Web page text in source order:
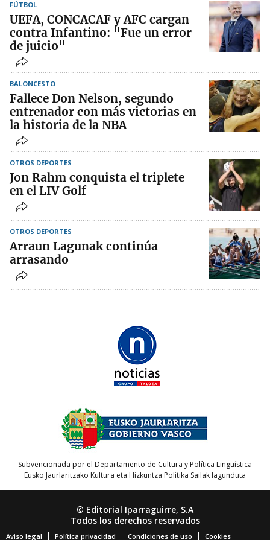
FÚTBOL
UEFA, CONCACAF y AFC cargan
contra Infantino: "Fue un error
de juicio"
BALONCESTO
Fallece Don Nelson, segundo
entrenador con más victorias en
la historia de la NBA
OTROS DEPORTES
Jon Rahm conquista el triplete
en el LIV Golf
OTROS DEPORTES
Arraun Lagunak continúa
arrasando
Subvencionada por el Departamento de Cultura y Política Lingüística
Eusko Jaurlaritzako Kultura eta Hizkuntza Politika Sailak lagunduta
© Editorial Iparraguirre, S.A
Todos los derechos reservados
Aviso legal Política privacidad Condiciones de uso Cookies